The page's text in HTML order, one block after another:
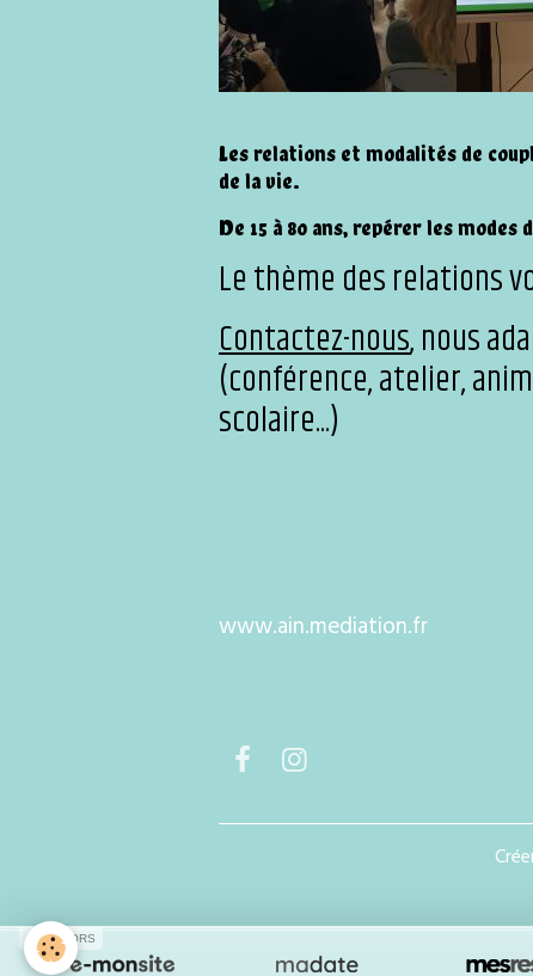
Les relations et modalités de
de la vie.
De 15 à 80 ans, repérer les
Le thème des relations
Contactez-nous, nous
(conférence, atelier,
scolaire...)
www.ain.mediation.fr
SPONSORS